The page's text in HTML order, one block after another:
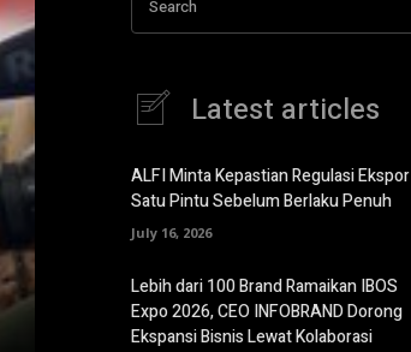
Search
Latest articles
ALFI Minta Kepastian Regulasi Ekspor
Satu Pintu Sebelum Berlaku Penuh
July 16, 2026
Lebih dari 100 Brand Ramaikan IBOS
Expo 2026, CEO INFOBRAND Dorong
Ekspansi Bisnis Lewat Kolaborasi